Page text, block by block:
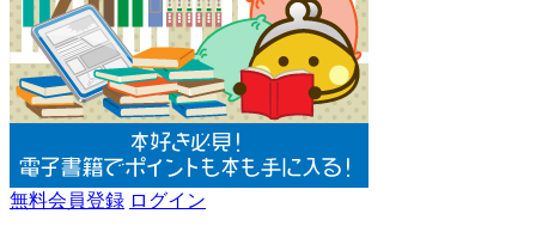
無料会員登録 ログイン